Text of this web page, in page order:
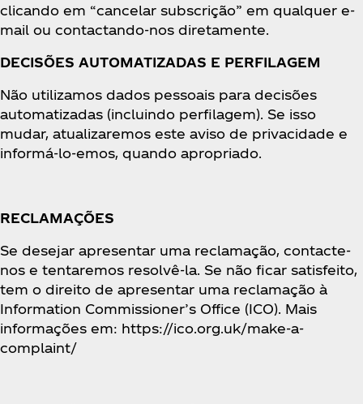
clicando em “cancelar subscrição” em qualquer e-
mail ou contactando-nos diretamente.
DECISÕES AUTOMATIZADAS E PERFILAGEM
Não utilizamos dados pessoais para decisões
automatizadas (incluindo perfilagem). Se isso
mudar, atualizaremos este aviso de privacidade e
informá-lo-emos, quando apropriado.
RECLAMAÇÕES
Se desejar apresentar uma reclamação, contacte-
nos e tentaremos resolvê-la. Se não ficar satisfeito,
tem o direito de apresentar uma reclamação à
Information Commissioner’s Office (ICO). Mais
informações em: https://ico.org.uk/make-a-
complaint/